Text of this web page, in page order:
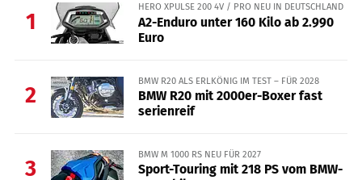
1
HERO XPULSE 200 4V / PRO NEU IN DEUTSCHLAND
A2-Enduro unter 160 Kilo ab 2.990
Euro
2
BMW R20 ALS ERLKÖNIG IM TEST – FÜR 2028
BMW R20 mit 2000er-Boxer fast
serienreif
3
BMW M 1000 RS NEU FÜR 2027
Sport-Touring mit 218 PS vom BMW-